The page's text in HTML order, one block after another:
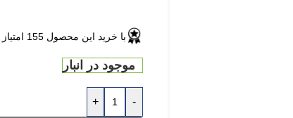
با خرید این محصول 155
موجود در انبار
-
+